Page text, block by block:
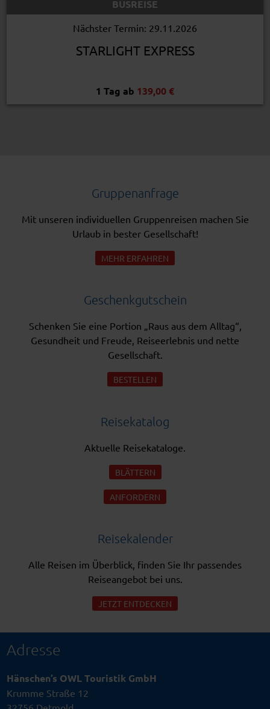
BUSREISE
Nächster Termin: 29.11.2026
STARLIGHT EXPRESS
1 Tag ab 139,00 €
Gruppenanfrage
Mit unseren individuellen Gruppenreisen machen Sie
Urlaub in bester Gesellschaft!
MEHR ERFAHREN
Geschenkgutschein
Schenken Sie eine Portion „Raus aus dem Alltag“,
Gesundheit und Freude, Reiseerlebnis und nette
Gesellschaft.
BESTELLEN
Reisekatalog
Aktuelle Reisekataloge.
BLÄTTERN
ANFORDERN
Reisekalender
Alle Reisen im Überblick, finden Sie Ihr passendes
Reiseangebot bei uns.
JETZT ENTDECKEN
Adresse
Hänschen’s OWL Touristik GmbH
Krumme Straße 12